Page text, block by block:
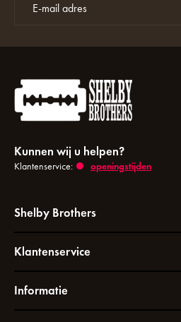
Kunnen wij u helpen?
Klantenservice: openingstijden
Shelby Brothers
Klantenservice
Informatie